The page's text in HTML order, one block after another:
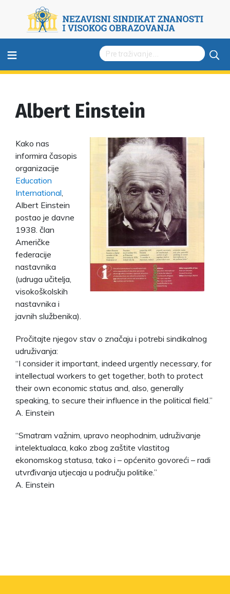
≡
Albert Einstein
Kako nas
informira časopis
organizacije
Education
International
Albert Einstein
postao je davne
1938. član
Američke
federacije
nastavnika
(udruga učitelja,
visokoškolskih
nastavnika i
javnih službenika).
Pročitajte njegov stav o značaju i potrebi sindikalnog
udruživanja:
“I consider it important, indeed urgently necessary, for
intellectual workers to get together, both to protect
their own economic status and, also, generally
speaking, to secure their influence in the political field.”
A. Einstein
“Smatram važnim, upravo neophodnim, udruživanje
intelektualaca, kako zbog zaštite vlastitog
ekonomskog statusa, tako i – općenito govoreći – radi
utvrđivanja utjecaja u području politike.”
A. Einstein